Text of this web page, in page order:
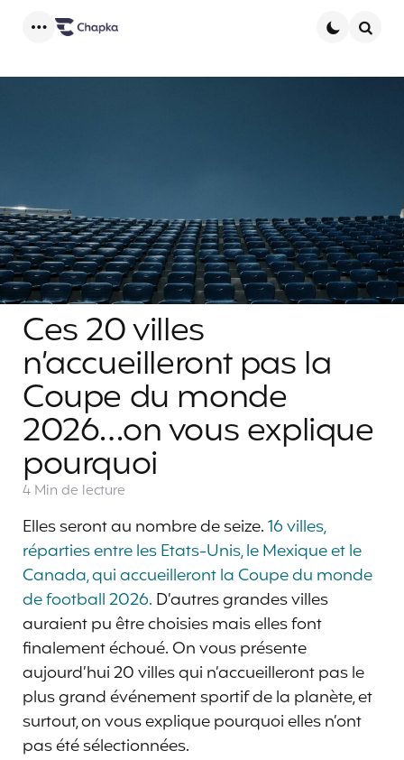
Ces 20 villes
n’accueilleront pas la
Coupe du monde
2026…on vous explique
pourquoi
4 Min de lecture
Elles seront au nombre de seize.16 villes,
réparties entre les Etats-Unis, le Mexique et le
Canada, qui accueilleront la Coupe du monde
de football 2026. D’autres grandes villes
auraient pu être choisies mais elles font
finalement échoué. On vous présente
aujourd’hui 20 villes qui n’accueilleront pas le
plus grand événement sportif de la planète, et
surtout, on vous explique pourquoi elles n’ont
pas été sélectionnées.